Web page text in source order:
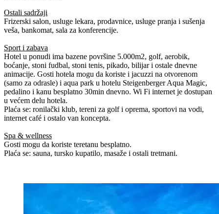
Ostali sadržaji
Frizerski salon, usluge lekara, prodavnice, usluge pranja i sušenja
veša, bankomat, sala za konferencije.
Sport i zabava
Hotel u ponudi ima bazene površine 5.000m2, golf, aerobik,
boćanje, stoni fudbal, stoni tenis, pikado, bilijar i ostale dnevne
animacije. Gosti hotela mogu da koriste i jacuzzi na otvorenom
(samo za odrasle) i aqua park u hotelu Steigenberger Aqua Magic,
pedalino i kanu besplatno 30min dnevno. Wi Fi internet je dostupan
u većem delu hotela.
Plaća se: ronilački klub, tereni za golf i oprema, sportovi na vodi,
internet café i ostalo van koncepta.
Spa & wellness
Gosti mogu da koriste teretanu besplatno.
Plaća se: sauna, tursko kupatilo, masaže i ostali tretmani.